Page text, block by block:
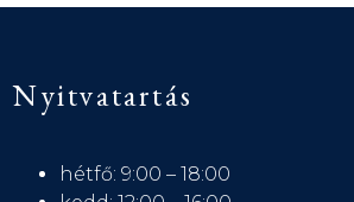
Nyitvatartás
hétfő: 9:00 – 18:00